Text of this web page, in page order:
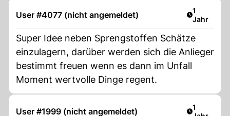
User #4077 (nicht angemeldet) Artikel
1
Jahr
Super Idee neben Sprengstoffen Schätze
einzulagern, darüber werden sich die Anlieger
bestimmt freuen wenn es dann im Unfall
Moment wertvolle Dinge regent.
User #1999 (nicht angemeldet) Artikel
1